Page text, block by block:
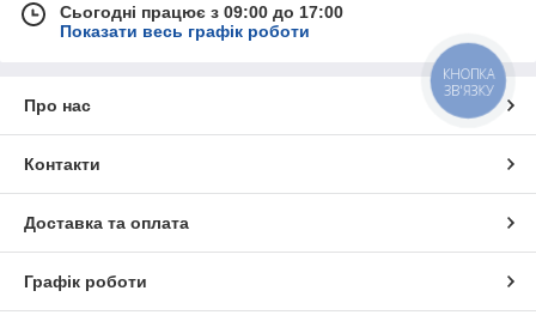
Сьогодні працює з 09:00 до 17:00
Показати весь графік роботи
Про нас
Контакти
Доставка та оплата
Графік роботи
КНОПКА
ЗВ'ЯЗКУ